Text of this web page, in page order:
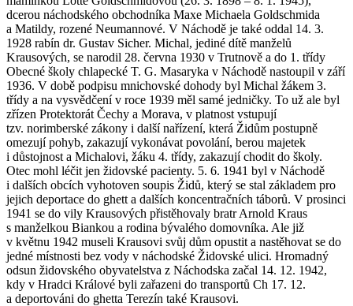
dcerou náchodského obchodníka Maxe Michaela Goldschmida
a Matildy, rozené Neumannové. V Náchodě je také oddal 14. 3.
1928 rabín dr. Gustav Sicher. Michal, jediné dítě manželů
Krausových, se narodil 28. června 1930 v Trutnově a do 1. třídy
Obecné školy chlapecké T. G. Masaryka v Náchodě nastoupil v září
1936. V době podpisu mnichovské dohody byl Michal žákem 3.
třídy a na vysvědčení v roce 1939 měl samé jedničky. To už ale byl
zřízen Protektorát Čechy a Morava, v platnost vstupují
tzv. norimberské zákony i další nařízení, která Židům postupně
omezují pohyb, zakazují vykonávat povolání, berou majetek
i důstojnost a Michalovi, žáku 4. třídy, zakazují chodit do školy.
Otec mohl léčit jen židovské pacienty. 5. 6. 1941 byl v Náchodě
i dalších obcích vyhotoven soupis Židů, který se stal základem pro
jejich deportace do ghett a dalších koncentračních táborů. V prosinci
1941 se do vily Krausových přistěhovaly bratr Arnold Kraus
s manželkou Biankou a rodina bývalého domovníka. Ale již
v květnu 1942 museli Krausovi svůj dům opustit a nastěhovat se do
jedné místnosti bez vody v náchodské Židovské ulici. Hromadný
odsun židovského obyvatelstva z Náchodska začal 14. 12. 1942,
kdy v Hradci Králové byli zařazeni do transportů Ch 17. 12.
a deportováni do ghetta Terezín také Krausovi.